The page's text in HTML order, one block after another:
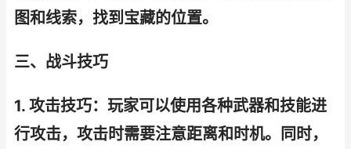
图和线索，找到宝藏的位置。
三、战斗技巧
1. 攻击技巧：玩家可以使用各种武器和技能进
行攻击，攻击时需要注意距离和时机。同时，